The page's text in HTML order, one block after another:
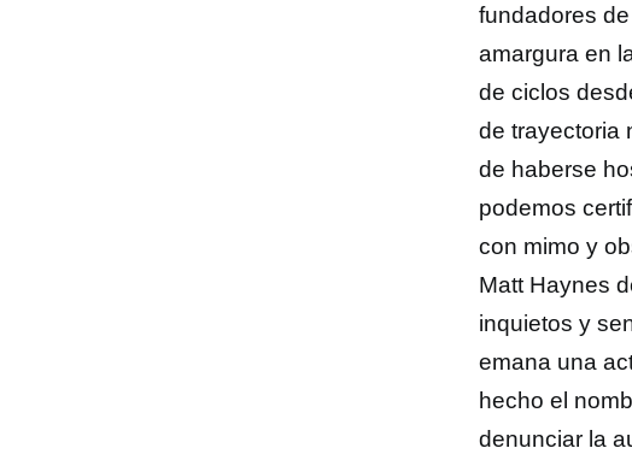
fundadores
amargura en
de ciclos
de trayectoria
de haberse
podemos
con mimo y
Matt Haynes
inquietos y
emana una
hecho el
denunciar la